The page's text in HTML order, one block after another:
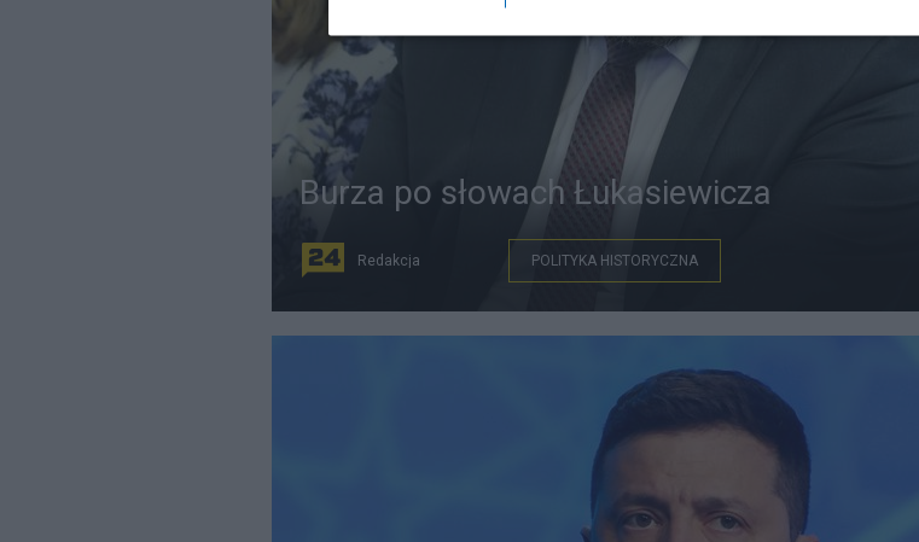
Burza po słowach Łukasiewicza
Redakcja POLITYKA HISTORYCZNA